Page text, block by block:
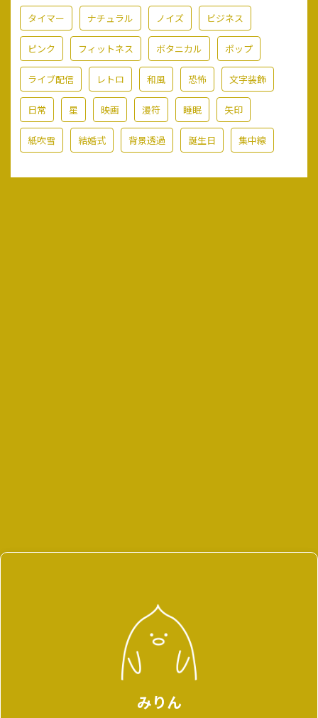
タイマー ナチュラル ノイズ ビジネス
ピンク フィットネス ボタニカル ポップ
ライブ配信 レトロ 和風 恐怖 文字装飾
日常 星 映画 漫符 睡眠 矢印
紙吹雪 結婚式 背景透過 誕生日 集中線
みりん